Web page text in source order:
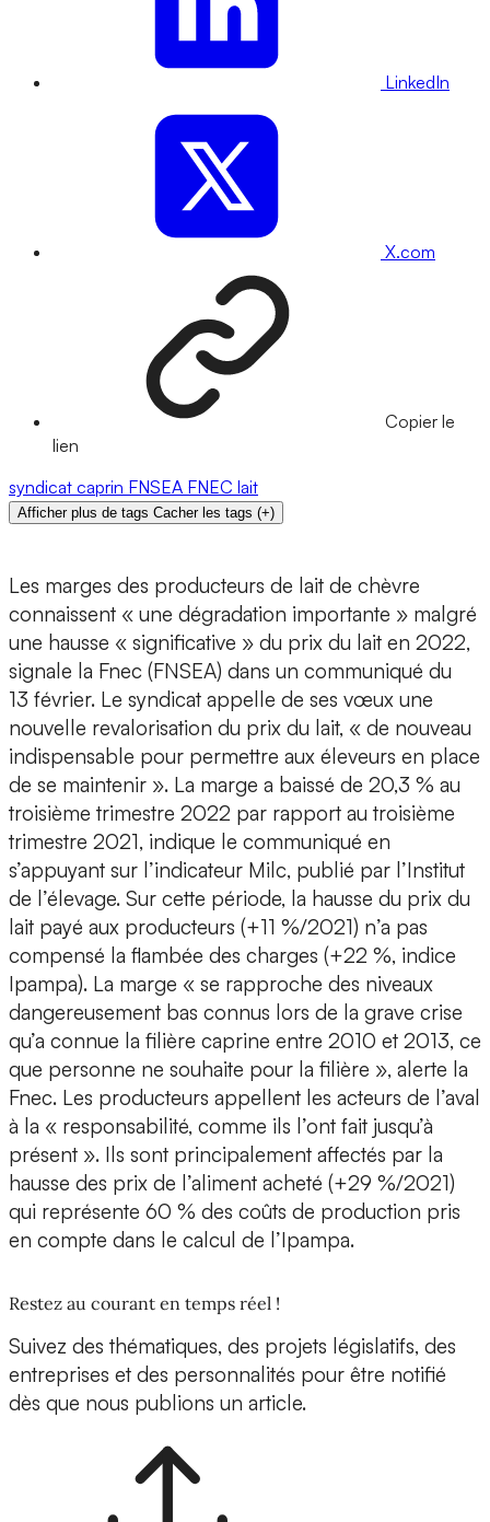
LinkedIn
X.com
Copier le
lien
syndicat caprin FNSEA FNEC lait
Afficher plus de tags Cacher les tags (+)
Les marges des producteurs de lait de chèvre
connaissent « une dégradation importante » malgré
une hausse « significative » du prix du lait en 2022,
signale la Fnec (FNSEA) dans un communiqué du
13 février. Le syndicat appelle de ses vœux une
nouvelle revalorisation du prix du lait, « de nouveau
indispensable pour permettre aux éleveurs en place
de se maintenir ». La marge a baissé de 20,3 % au
troisième trimestre 2022 par rapport au troisième
trimestre 2021, indique le communiqué en
s’appuyant sur l’indicateur Milc, publié par l’Institut
de l’élevage. Sur cette période, la hausse du prix du
lait payé aux producteurs (+11 %/2021) n’a pas
compensé la flambée des charges (+22 %, indice
Ipampa). La marge « se rapproche des niveaux
dangereusement bas connus lors de la grave crise
qu’a connue la filière caprine entre 2010 et 2013, ce
que personne ne souhaite pour la filière », alerte la
Fnec. Les producteurs appellent les acteurs de l’aval
à la « responsabilité, comme ils l’ont fait jusqu’à
présent ». Ils sont principalement affectés par la
hausse des prix de l’aliment acheté (+29 %/2021)
qui représente 60 % des coûts de production pris
en compte dans le calcul de l’Ipampa.
Restez au courant en temps réel !
Suivez des thématiques, des projets législatifs, des
entreprises et des personnalités pour être notifié
dès que nous publions un article.